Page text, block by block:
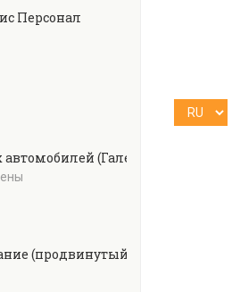
Персонал
(Галерея)
(продвинутый уровень)